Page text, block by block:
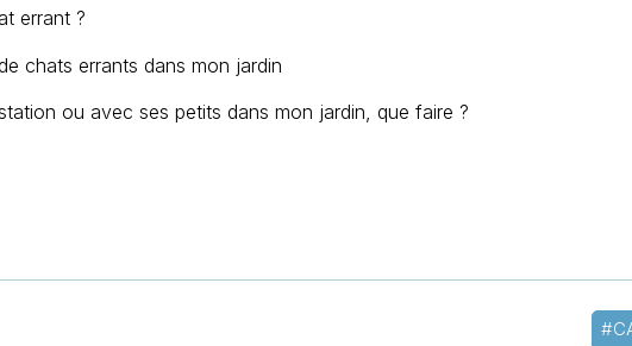
errant ?
chats errants dans mon jardin
ou avec ses petits dans mon jardin, que faire ?